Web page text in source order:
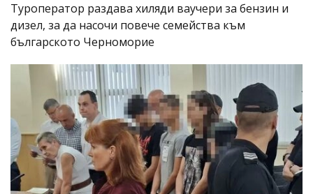
Туроператор раздава хиляди ваучери за бензин и
дизел, за да насочи повече семейства към
българското Черноморие